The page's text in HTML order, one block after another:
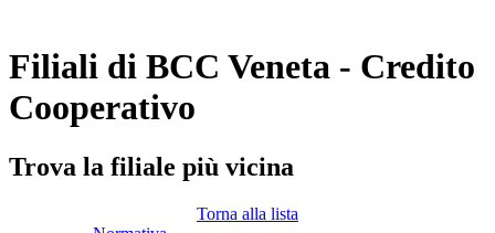
Filiali di BCC Veneta - Credito
Cooperativo
Trova la filiale più vicina
Torna alla lista